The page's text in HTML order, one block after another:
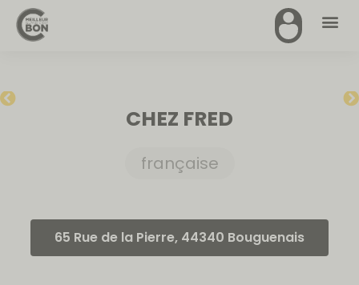
CHEZ FRED
française
65 Rue de la Pierre, 44340 Bouguenais